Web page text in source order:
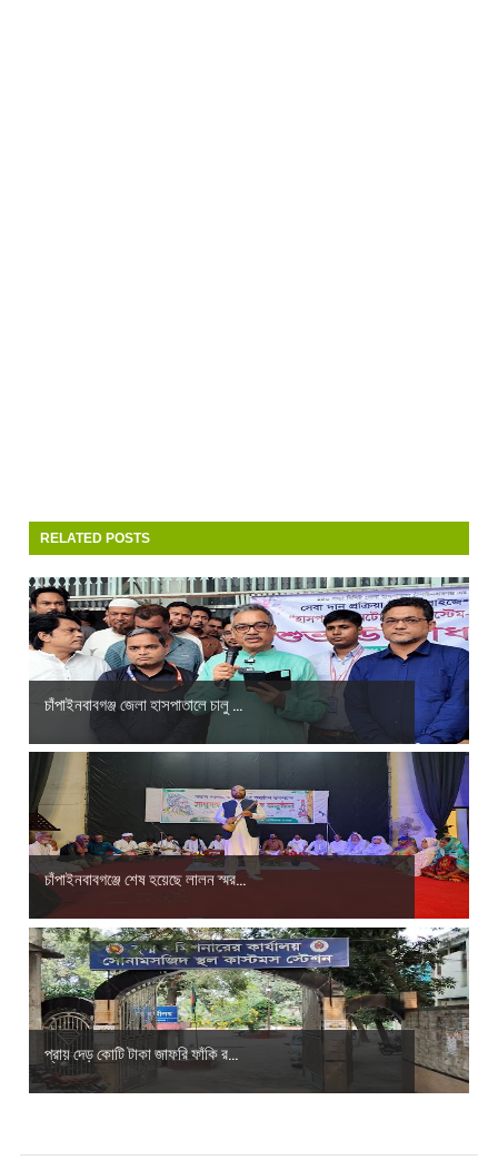
RELATED POSTS
চাঁপাইনবাবগঞ্জ জেলা হাসপাতালে চালু ...
চাঁপাইনবাবগঞ্জে শেষ হয়েছে লালন স্মর...
প্রায় দেড় কোটি টাকা জাফরি ফাঁকি র...